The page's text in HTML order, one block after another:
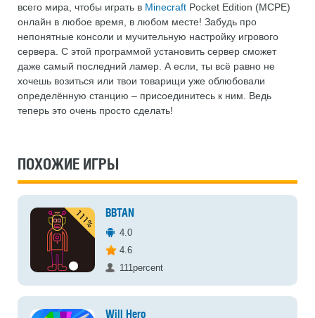
всего мира, чтобы играть в Minecraft Pocket Edition (MCPE)
онлайн в любое время, в любом месте! Забудь про
непонятные консоли и мучительную настройку игрового
сервера. С этой программой установить сервер сможет
даже самый последний ламер. А если, ты всё равно не
хочешь возиться или твои товарищи уже облюбовали
определённую станцию – присоединитесь к ним. Ведь
теперь это очень просто сделать!
ПОХОЖИЕ ИГРЫ
BBTAN
4.0
4.6
111percent
Will Hero